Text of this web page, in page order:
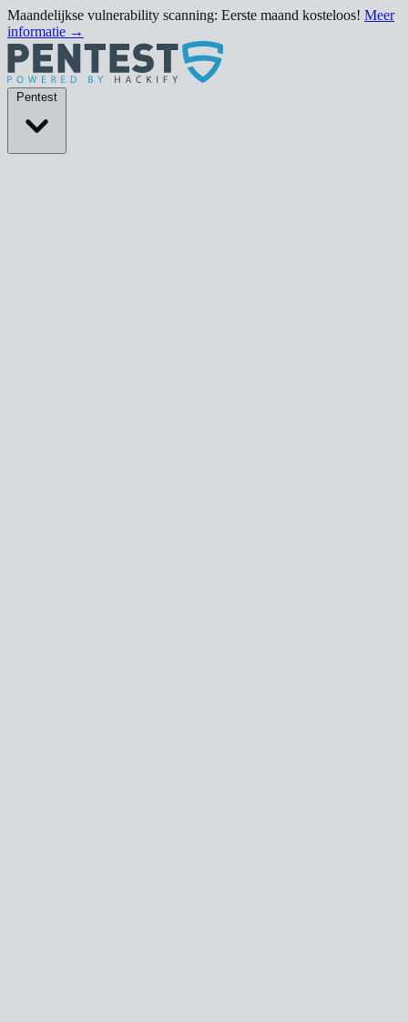
Maandelijkse vulnerability scanning: Eerste maand kosteloos! Meer
informatie →
Pentests